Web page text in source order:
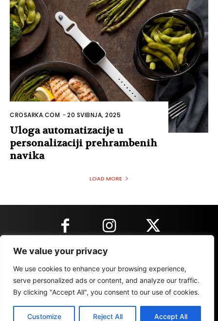
We value your privacy
We use cookies to enhance your browsing experience,
serve personalized ads or content, and analyze our traffic.
By clicking "Accept All", you consent to our use of cookies.
Customize Reject All Accept All
CROSARKA.COM -20 SVIBNJA, 2025
Uloga automatizacije u
personalizaciji prehrambenih
navika
LOAD MORE
KONTAKT INFORMACIJE
IMPRESSUM MARKETING REZULTATI